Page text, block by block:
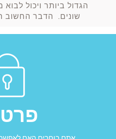
הגדול ביותר ויכול
שונים. הדבר החשוב